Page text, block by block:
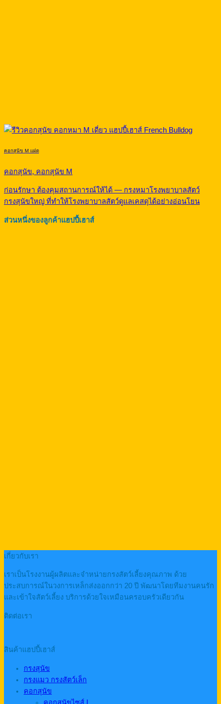
คอกสุนัข M แฝด
คอกสุนัข, คอกสุนัข M
ก่อนรักษา ต้องคุมสถานการณ์ให้ได้ — กรงหมาโรงพยาบาลสัตว์
กรงสุนัขใหญ่ ที่ทำให้โรงพยาบาลสัตว์ดูแลเคสดุได้อย่างอ่อนโยน
ส่วนหนึ่งของลูกค้าแฮปปี้เฮาส์
เกี่ยวกับเรา
เราเป็นโรงงานผู้ผลิตและจำหน่ายกรงสัตว์เลี้ยงคุณภาพ ด้วย
ประสบการณ์ในวงการเหล็กส่งออกกว่า 20 ปี พัฒนาโดยทีมงานคนรัก
และเข้าใจสัตว์เลี้ยง บริการด้วยใจเหมือนครอบครัวเดียวกัน
ติดต่อเรา
สินค้าแฮปปี้เฮาส์
กรงสุนัข
กรงแมว กรงสัตว์เล็ก
คอกสุนัข
คอกสุนัขไซส์ L